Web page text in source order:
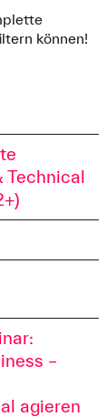
können!
Technical
–
agieren